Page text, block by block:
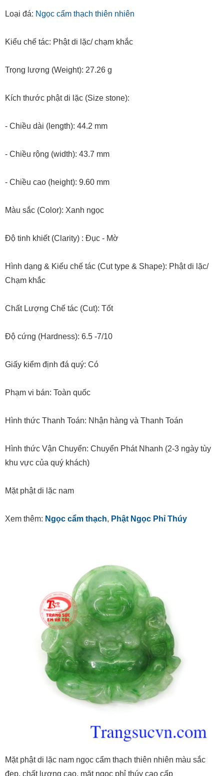
Loại đá: Ngọc cẩm thạch thiên nhiên
Kiểu chế tác: Phật di lặc/ chạm khắc
Trọng lượng (Weight): 27.26 g
Kích thước phật di lặc (Size stone):
- Chiều dài (length): 44.2 mm
- Chiều rộng (width): 43.7 mm
- Chiều cao (height): 9.60 mm
Màu sắc (Color): Xanh ngọc
Độ tinh khiết (Clarity) : Đục - Mờ
Hình dạng & Kiểu chế tác (Cut type & Shape): Phật di lặc/
Chạm khắc
Chất Lượng Chế tác (Cut): Tốt
Độ cứng (Hardness): 6.5 -7/10
Giấy kiểm định đá quý: Có
Phạm vi bán: Toàn quốc
Hình thức Thanh Toán: Nhận hàng và Thanh Toán
Hình thức Vận Chuyển: Chuyển Phát Nhanh (2-3 ngày tùy
khu vực của quý khách)
Mặt phật di lặc nam
Xem thêm: Ngọc cẩm thạch, Phật Ngọc Phỉ Thúy
Mặt phật di lặc nam ngọc cẩm thạch thiên nhiên màu sắc
đẹp, chất lương cao, mặt ngọc phỉ thúy cao cấp